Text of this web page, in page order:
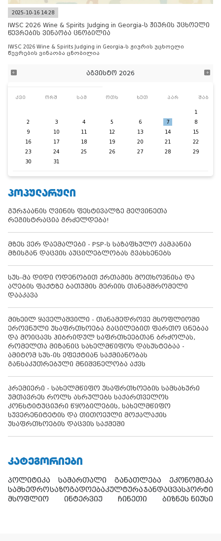
2025-10-16 14:28
IWSC 2026 Wine & Spirits Judging in Georgia-ს ჟიურის უცხოელი
წევრების ვინაობა ცნობილია
IWSC 2026 Wine & Spirits Judging in Georgia-ს ჟიურის უცხოელი
წევრების ვინაობა ცნობილია
აგვისტო 2026
კვი ორშ სამ ოთხ ხუთ პარ შაბ
1
2
3 4 5 6 7
8
9
10 11 12 13 14
15
16
17 18 19 20 21
22
23
24 25 26 27 28
29
30
31
ᲞᲝᲞᲣᲚᲐᲠᲣᲚᲘ
გურჯაანის ღვინის ფესტივალზე მეღვინეთა
რეგისტრაცია გრძელდება!
მზეს ვერ დაემალები - PSP-ს საზაფხულო კამპანია
მზისგან დაცვის აუცილებლობას გვახსენებს
სუს-მა დიდი ოდენობით ქრთამის მოთხოვნისა და
აღების ფაქტზე ბათუმის მერიის თანამშრომელი
დააკავა
მიხეილ ყაველაშვილი - თანამედროვე მსოფლიოში
ეროვნული უსაფრთხოება გაცილებით ფართო ცნებაა
და მოიცავს ჰიბრიდულ საფრთხეებთან ბრძოლას,
რომელთა მიზანიც სახელმწიფოს დასუსტებაა -
ამიტომ სუს-ის ეფექტიან საქმიანობას
განსაკუთრებული მნიშვნელობა აქვს
პრემიერი - სახელმწიფო უსაფრთხოების სამსახური
უმთავრეს როლს ასრულებს საქართველოს
კონსტიტუციური წყობილების, სახელმწიფო
სუვერენიტეტის და თითოეული მოქალაქის
უსაფრთხოების დაცვის საქმეში
ᲙᲐᲢᲔᲒᲝᲠᲘᲔᲑᲘ
პოლიტიკა სამართალი განათლება
ეკონომიკა
სამხედროსაზოგადოებაკულტურაჯანდაცვასპორტი
მსოფლიო
ინტერვიუ ჩინეთი ბიზნეს ნიუსი